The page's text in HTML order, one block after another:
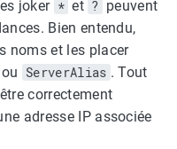
joker * et ? peuvent
Bien entendu,
noms et les placer
ou ServerAlias . Tout
correctement
adresse IP associée